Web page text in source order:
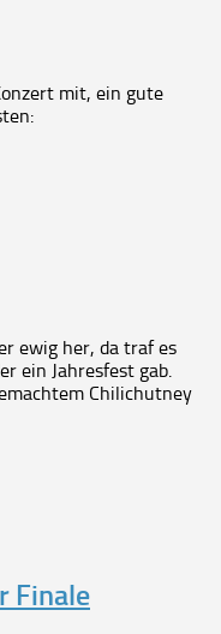
mit, ein gute
ewig her, da traf es
ein Jahresfest gab.
Chilichutney
Finale